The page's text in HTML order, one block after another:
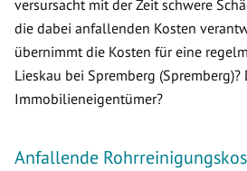
versursacht mit der Zeit schwere
die dabei anfallenden Kosten
übernimmt die Kosten für eine
Lieskau bei Spremberg
Immobilieneigentümer?
Anfallende